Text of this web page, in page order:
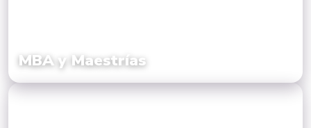
MBA y Maestrías